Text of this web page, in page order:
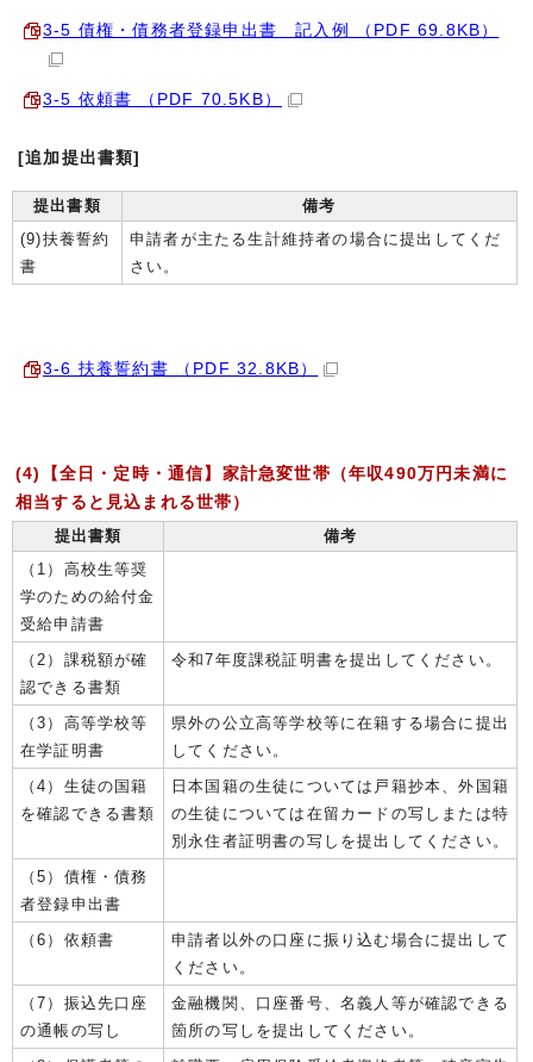
3-5 債権・債務者登録申出書 記入例 （PDF 69.8KB）
3-5 依頼書 （PDF 70.5KB）
[追加提出書類]
提出書類
備考
(9)扶養誓約
書
申請者が主たる生計維持者の場合に提出してくだ
さい。
3-6 扶養誓約書 （PDF 32.8KB）
(4)【全日・定時・通信】家計急変世帯（年収490万円未満に
相当すると見込まれる世帯）
提出書類
備考
（1）高校生等奨
学のための給付金
受給申請書
（2）課税額が確
認できる書類
令和7年度課税証明書を提出してください。
（3）高等学校等
在学証明書
県外の公立高等学校等に在籍する場合に提出
してください。
（4）生徒の国籍
を確認できる書類
日本国籍の生徒については戸籍抄本、外国籍
の生徒については在留カードの写しまたは特
別永住者証明書の写しを提出してください。
（5）債権・債務
者登録申出書
（6）依頼書
申請者以外の口座に振り込む場合に提出して
ください。
（7）振込先口座
の通帳の写し
金融機関、口座番号、名義人等が確認できる
箇所の写しを提出してください。